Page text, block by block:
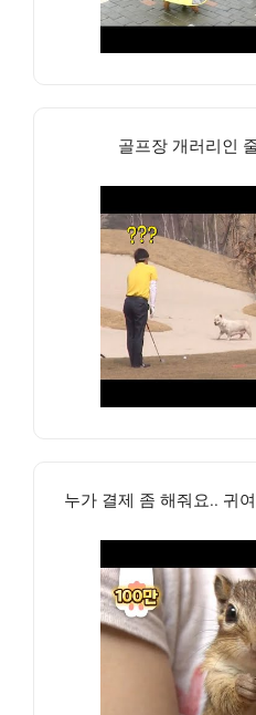
골프장 개러리인
누가 결제 좀 해줘요.. 귀